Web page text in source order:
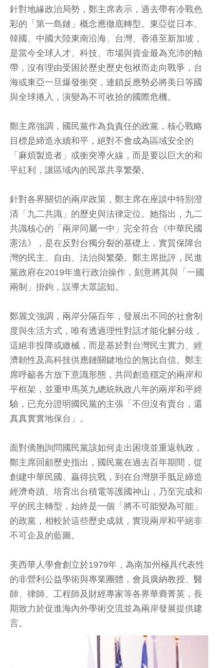
針對地緣政治局勢，鄭主席表示，過去帶有冷戰色
彩的「第一島鏈」概念應徹底轉型。東亞從日本、
韓國、中國大陸東南沿海、台灣、香港至新加坡，
是當今全球人才、科技、市場與資金最為充沛的軸
帶，沒有理由受困於歷史歷史包袱而走向戰爭，台
海或東亞一旦爆發衝突，連鎖反應勢必將美日等國
與全球捲入，演變為不可收拾的國際危機。
鄭主席強調，國民黨作為負責任的政黨，核心戰略
目標是締造永續和平，絕對不會成為區域安全的
「麻煩製造者」或衝突導火線，而是要以巨大的和
平紅利，讓區域內的民眾共享繁榮。
針對各界關切的兩岸政策，鄭主席在座談中特別澄
清「九二共識」的歷史與法律定位。她指出，九二
共識核心的「兩岸同屬一中」完全符合《中華民國
憲法》，是在反對台獨分裂的基礎上，實質保障台
灣的民主、自由、法治與繁榮。鄭主席批評，民進
黨政府在2019年進行政治操作，刻意將其與「一國
兩制」掛鉤，誤導大眾認知。
鄭麗文強調，兩岸分隔百年，發展出不同的社會制
度與生活方式，唯有透過理性對話才能化解分歧，
這絕非投降或繳械，而是基於對台灣民主實力、經
濟韌性及高科技供應鏈關鍵地位的無比自信。鄭主
席呼籲各方放下意識形態，共同創造穩定的兩岸和
平框架，並重申馬英九總統執政八年的兩岸和平經
驗，已充分證明國民黨的主張「不但沒有賣台，還
真真實實地保台」。
面對僑胞詢問國民黨該如何走出困境並重返執政，
鄭主席回顧歷史指出，國民黨在過去百年期間，從
創建中華民國、贏得抗戰，到在台灣胼手胝足締造
經濟奇蹟、培育出台積電等護國神山，乃至完成和
平的民主轉型，始終是一個「將不可能變為可能」
的政黨，相較於這些歷史成就，實現兩岸和平絕非
不可企及的藍圖。
美西華人學會創立於1979年，為南加州極具代表性
的非營利公益學術與專業團體，會員廣納教授、醫
師、律師、工程師及財經專家等各界華裔菁英，長
期致力於促進海內外學術交流並為兩岸發展提供建
言。